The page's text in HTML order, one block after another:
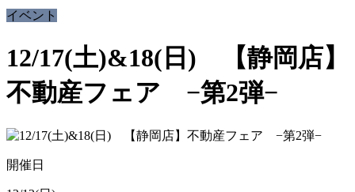
イベント
12/17(土)&18(日) 【静岡店】
不動産フェア −第2弾−
開催日